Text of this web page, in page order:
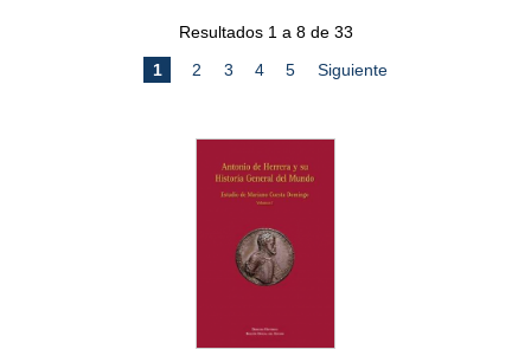
Resultados 1 a 8 de 33
1 2 3 4 5 Siguiente